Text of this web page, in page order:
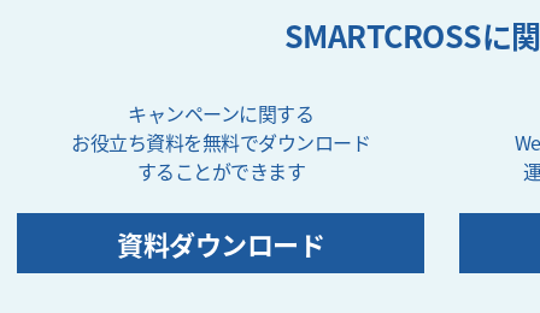
SMARTCROSSに
キャンペーンに関する
お役立ち資料を無料でダウンロード
することができます
資料ダウンロード